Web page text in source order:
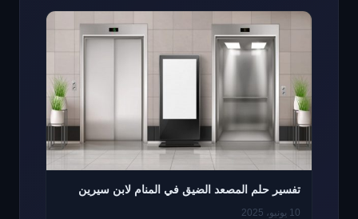
تفسير حلم المصعد الضيق في المنام لابن سيرين
10 يونيو، 2025